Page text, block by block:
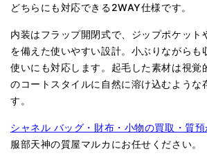
どちらにも対応できる2WAY仕様です。
内装はフラップ開閉式で、ジップポケット
を備えた使いやすい設計。小ぶりながらも
使いにも対応します。起毛した素材は視覚
のコートスタイルに自然に溶け込むような
す。
シャネル バッグ・財布・小物の買取・質預
服部天神の質屋マルカにお任せください。